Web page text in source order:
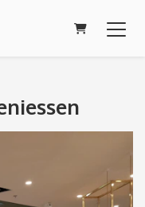
WARENKORB